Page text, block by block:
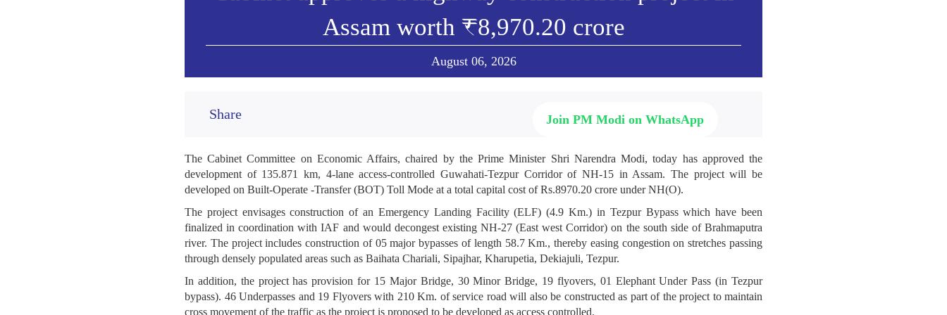
मोदी 🌹मोदी 🌹🙏🌹🙏🌷🙏🌷🙏🌹🙏🌷🙏🌹🙏🌷🙏🌹🙏🌷🙏🌹🙏🌷🙏🌹🙏🌷🙏🌹🙏🌷🙏🌹🙏🌷🙏🌹🙏🌷🙏
🌹🙏🌷🙏🌹🙏🌷🙏🌹🙏🌷🙏🌹🙏🌷🙏🌹🙏🌷🙏🌹🙏🌷🙏🌹🙏🌷🙏🌹🌷🌹🌷🌹🌷🌹🌷🌹🌷🌹🌷🌹🌷🌹🌷🌹
🌷🌹🌷🌹🌷🌹🌷🌹
🌹मोदी 🌹मोदी 🌹मोदी 🌹मोदी 🌹मोदी 🌹मोदी 🌹मोदी 🌹मोदी 🌹मोदी 🌹मोदी 🌹मोदी 🌹मोदी 🌹मोदी 🌹मोदी 🌹
मोदी 🌹मोदी 🌹मोदी 🌹मोदी 🌹मोदी 🌹मोदी 🌹मोदी 🌹मोदी 🌹मोदी 🌹मोदी 🌹मोदी 🌹मोदी 🌹मोदी 🌹मोदी 🌹मोदी
🌹मोदी 🌹मोदी 🌹मोदी 🌹मोदी 🌹मोदी 🌹मोदी 🌹मोदी 🌹मोदी 🌹मोदी 🌹मोदी 🌹मोदी 🌹मोदी 🌹मोदी 🌹मोदी 🌹
मोदी 🌹मोदी 🌹मोदी 🌹मोदी 🌹मोदी 🌹मोदी 🌹मोदी 🌹मोदी 🌹मोदी 🌹मोदी 🌹मोदी 🌹मोदी 🌹मोदी 🌹मोदी 🌹मोदी
🌹मोदी 🌹मोदी 🌹मोदी 🌹मोदी 🌹मोदी 🌹मोदी 🌹मोदी 🌹मोदी 🌹मोदी 🌹मोदी 🌹मोदी 🌹मोदी 🌹मोदी 🌹मोदी 🌹
मोदी 🌹मोदी 🌹मोदी 🌹मोदी 🌹मोदी 🌹मोदी 🌹मोदी 🌹मोदी 🌹मोदी 🌹मोदी 🌹मोदी 🌹मोदी 🌹मोदी 🌹मोदी 🌹मोदी
🌹मोदी 🌹मोदी 🌹मोदी 🌹मोदी 🌹मोदी 🌹मोदी 🌹मोदी 🌹मोदी 🌹मोदी 🌹मोदी 🌹मोदी 🌹मोदी 🌹मोदी 🌹मोदी 🌹
मोदी 🌹मोदी 🌹मोदी 🌹मोदी 🌹मोदी 🌹मोदी 🌹मोदी 🌹मोदी 🌹मोदी 🌹मोदी 🌹मोदी 🌹मोदी 🌹मोदी 🌹मोदी 🌹मोदी
🌹मोदी 🌹मोदी 🌹मोदी 🌹मोदी 🌹मोदी 🌹मोदी 🌹मोदी 🌹मोदी 🌹मोदी 🌹मोदी 🌹मोदी 🌹मोदी 🌹मोदी 🌹मोदी 🌹
मोदी 🌹मोदी 🌹मोदी 🌹मोदी 🌹मोदी 🌹मोदी 🌹मोदी 🌹मोदी 🌹मोदी 🌹मोदी 🌹मोदी 🌹मोदी 🌹मोदी 🌹मोदी 🌹मोदी
Assam worth ₹8,970.20 crore
August 06, 2026
Share Join PM Modi on WhatsApp
The Cabinet Committee on Economic Affairs, chaired by the Prime Minister Shri Narendra Modi, today has approved the
development of 135.871 km, 4-lane access-controlled Guwahati-Tezpur Corridor of NH-15 in Assam. The project will be
developed on Built-Operate -Transfer (BOT) Toll Mode at a total capital cost of Rs.8970.20 crore under NH(O).
The project envisages construction of an Emergency Landing Facility (ELF) (4.9 Km.) in Tezpur Bypass which have been
finalized in coordination with IAF and would decongest existing NH-27 (East west Corridor) on the south side of Brahmaputra
river. The project includes construction of 05 major bypasses of length 58.7 Km., thereby easing congestion on stretches passing
through densely populated areas such as Baihata Chariali, Sipajhar, Kharupetia, Dekiajuli, Tezpur.
In addition, the project has provision for 15 Major Bridge, 30 Minor Bridge, 19 flyovers, 01 Elephant Under Pass (in Tezpur
bypass). 46 Underpasses and 19 Flyovers with 210 Km. of service road will also be constructed as part of the project to maintain
cross movement of the traffic as the project is proposed to be developed as access controlled.